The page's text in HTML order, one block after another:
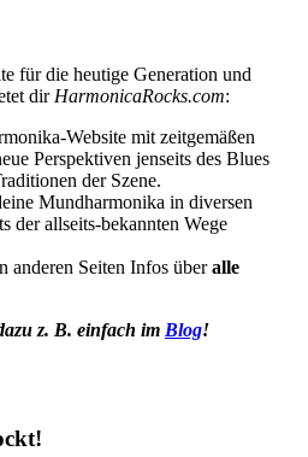
für die heutige Generation und
dir HarmonicaRocks.com:
Website mit zeitgemäßen
Perspektiven jenseits des Blues
der Szene.
Mundharmonika in diversen
der allseits-bekannten Wege
anderen Seiten Infos überalle
z. B. einfach im Blog!